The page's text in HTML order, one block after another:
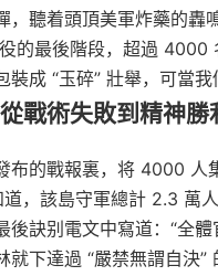
，聽着頭頂美軍炸藥的轟
最後階段，超過 4000
成 “玉碎” 壯舉，可當
戰術失敗到精神勝
布的戰報裏，将 4000
該島守軍總計 2.3 萬人
後訣别電文中寫道：“全
下達過 “嚴禁無謂自決”